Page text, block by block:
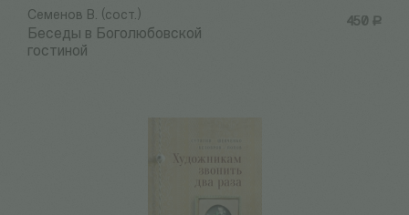
450 Р
Семенов В. (сост.)
Беседы в Боголюбовской
гостиной